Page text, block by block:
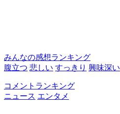
みんなの感想ランキング
腹立つ 悲しい すっきり 興味深い
コメントランキング
ニュース エンタメ